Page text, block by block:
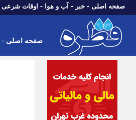
صفحه اصلی - خبر - آب و هوا - اوقات شرعی
صفحه اصلی -